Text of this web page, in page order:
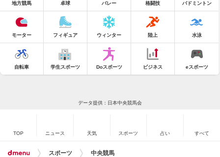
地方競馬 卓球 バレー 格闘技 バドミントン
モーター フィギュア ウィンター 陸上 水泳
自転車 学生スポーツ Doスポーツ ビジネス eスポーツ
データ提供：日本中央競馬会
TOP ニュース 天気 スポーツ 占い すべて
スポーツ 中央競馬